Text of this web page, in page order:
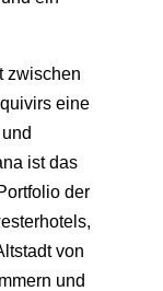
zwischen
eine
ist das
der
von
und